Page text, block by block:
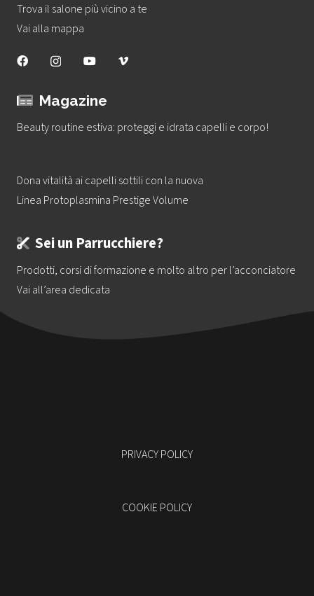
Trova il salone più vicino a te
Vai alla mappa
Magazine
Beauty routine estiva: proteggi e idrata capelli e corpo!
Dona vitalità ai capelli sottili con la nuova
Linea Protoplasmina Prestige Volume
Sei un Parrucchiere?
Prodotti, corsi di formazione e molto altro per l’acconciatore
Vai all’area dedicata
PRIVACY POLICY
COOKIE POLICY